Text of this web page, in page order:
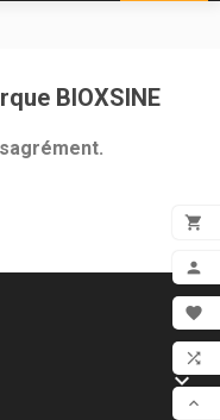





BIOXSINE

